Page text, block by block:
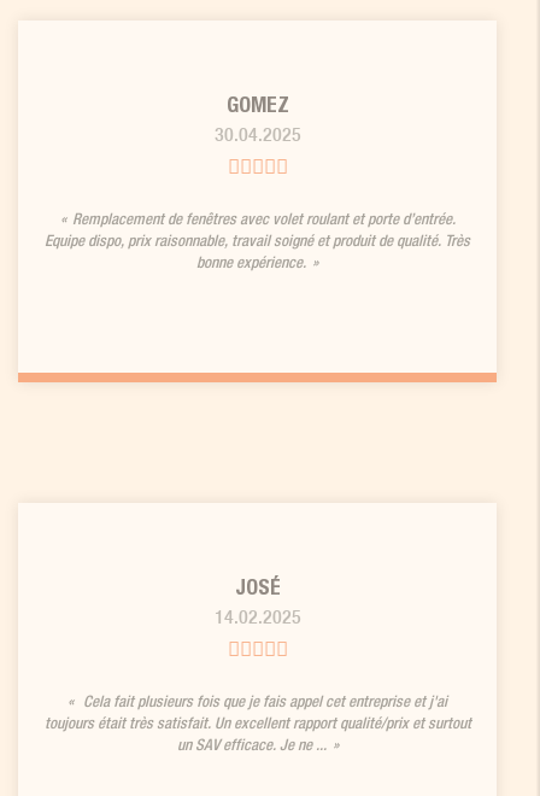
GOMEZ
30.04.2025
Remplacement de fenêtres avec volet roulant et porte d’entrée.
Equipe dispo, prix raisonnable, travail soigné et produit de qualité. Très
bonne expérience.
JOSÉ
14.02.2025
Cela fait plusieurs fois que je fais appel cet entreprise et j'ai
toujours était très satisfait. Un excellent rapport qualité/prix et surtout
un SAV efficace. Je ne ...